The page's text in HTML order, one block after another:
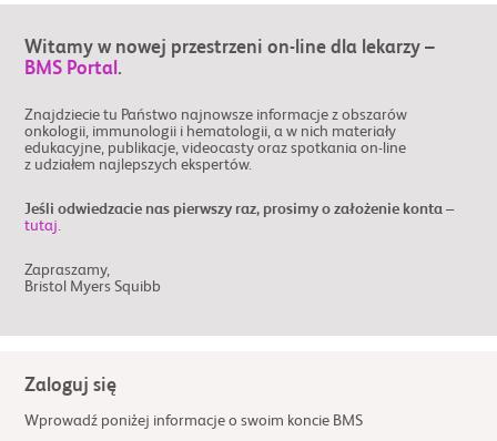
Witamy w nowej przestrzeni on-line dla lekarzy –
BMS Portal .
Znajdziecie tu Państwo najnowsze informacje z obszarów
onkologii, immunologii i hematologii, a w nich materiały
edukacyjne, publikacje, videocasty oraz spotkania on-line
z udziałem najlepszych ekspertów.
Jeśli odwiedzacie nas pierwszy raz, prosimy o założenie konta –
tutaj.
Zapraszamy,
Bristol Myers Squibb
Zaloguj się
Wprowadź poniżej informacje o swoim koncie BMS